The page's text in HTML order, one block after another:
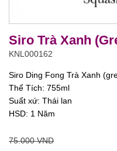
Siro Trà Xanh
KNL000162
Siro Ding Fong Trà Xanh
Thể Tích: 755ml
Suất xứ: Thái lan
HSD: 1 Năm
75.000 VND